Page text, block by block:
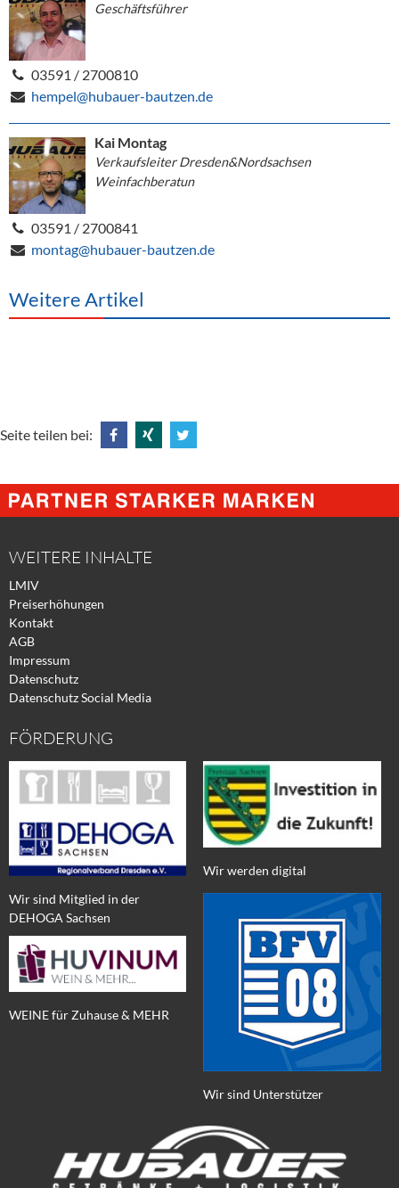
Geschäftsführer
03591 / 2700810
hempel@hubauer-bautzen.de
Kai Montag
Verkaufsleiter Dresden&Nordsachsen
Weinfachberatun
03591 / 2700841
montag@hubauer-bautzen.de
Weitere Artikel
Seite teilen bei:
@
Facebook
@
Xing
@
Twitter
WEITERE INHALTE
LMIV
Preiserhöhungen
Kontakt
AGB
Impressum
Datenschutz
Datenschutz Social Media
FÖRDERUNG
Wir sind Mitglied in der
DEHOGA Sachsen
WEINE für Zuhause & MEHR
Wir werden digital
Wir sind Unterstützer